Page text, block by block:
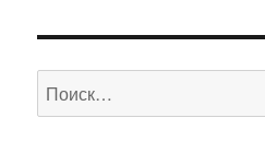
Искать: